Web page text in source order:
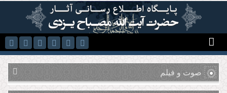
رفتن به محتوای اصلی
صوت و فیلم